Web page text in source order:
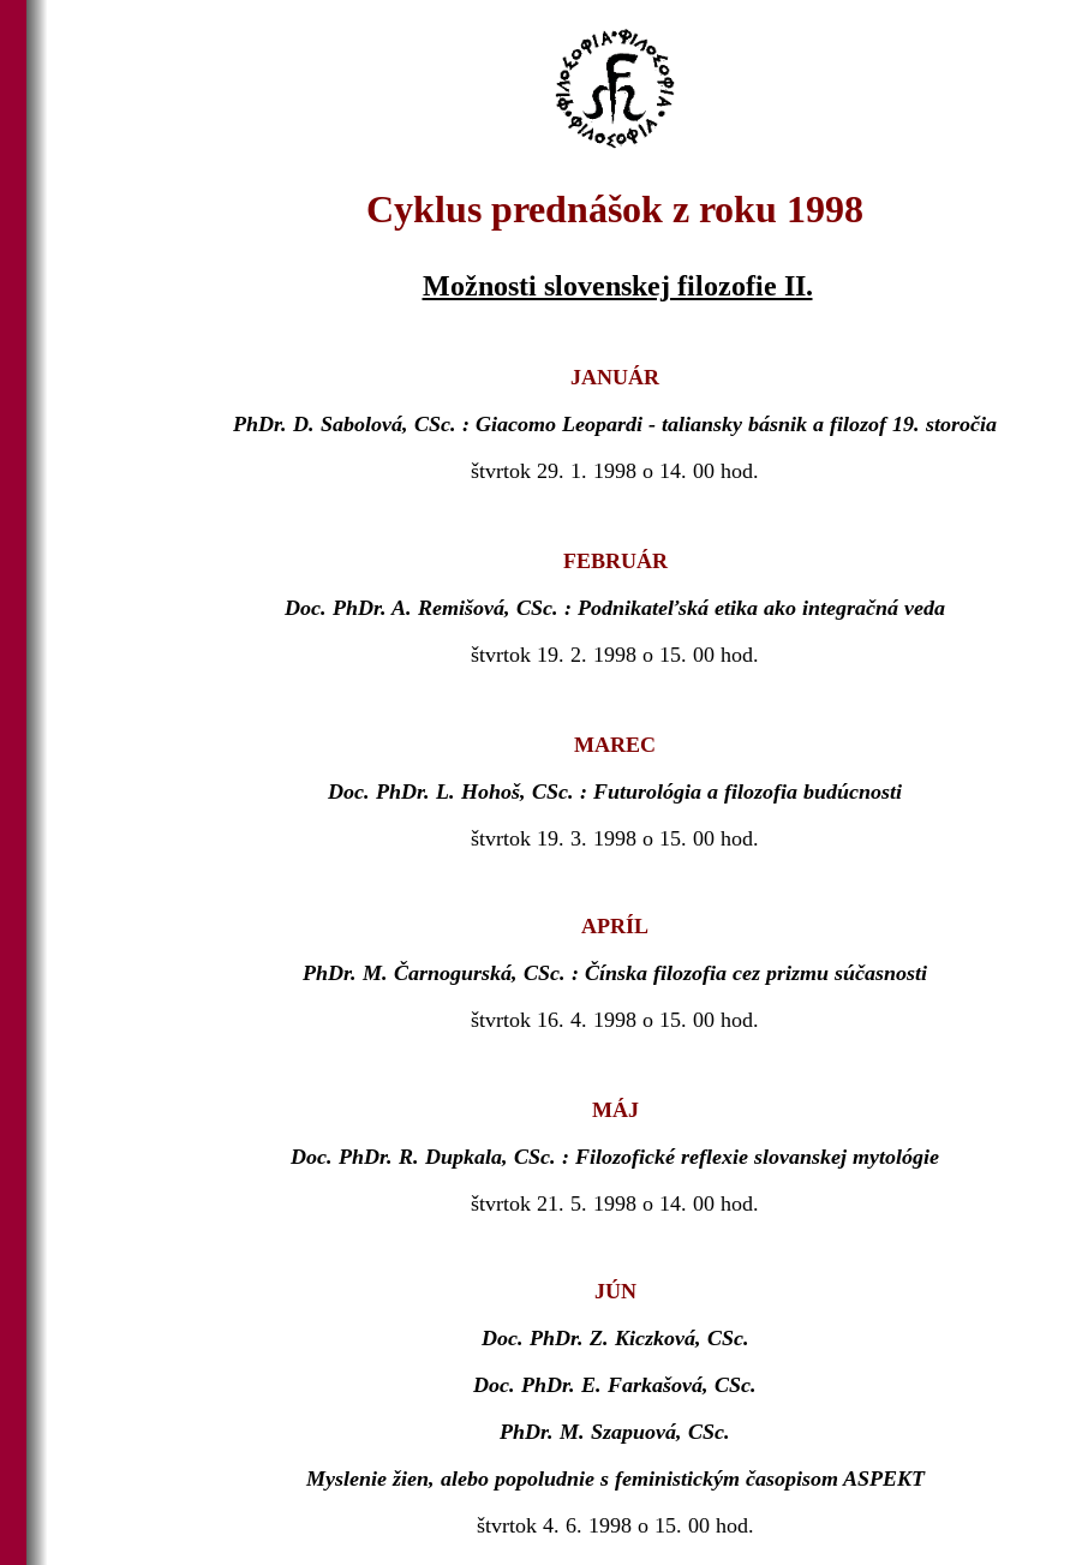
Cyklus prednášok z roku 1998
Možnosti slovenskej filozofie II.
JANUÁR
PhDr. D. Sabolová, CSc. : Giacomo Leopardi - taliansky básnik a filozof 19. storočia
štvrtok 29. 1. 1998 o 14. 00 hod.
FEBRUÁR
Doc. PhDr. A. Remišová, CSc. : Podnikateľská etika ako integračná veda
štvrtok 19. 2. 1998 o 15. 00 hod.
MAREC
Doc. PhDr. L. Hohoš, CSc. : Futurológia a filozofia budúcnosti
štvrtok 19. 3. 1998 o 15. 00 hod.
APRÍL
PhDr. M. Čarnogurská, CSc. : Čínska filozofia cez prizmu súčasnosti
štvrtok 16. 4. 1998 o 15. 00 hod.
MÁJ
Doc. PhDr. R. Dupkala, CSc. : Filozofické reflexie slovanskej mytológie
štvrtok 21. 5. 1998 o 14. 00 hod.
JÚN
Doc. PhDr. Z. Kiczková, CSc.
Doc. PhDr. E. Farkašová, CSc.
PhDr. M. Szapuová, CSc.
Myslenie žien, alebo popoludnie s feministickým časopisom ASPEKT
štvrtok 4. 6. 1998 o 15. 00 hod.